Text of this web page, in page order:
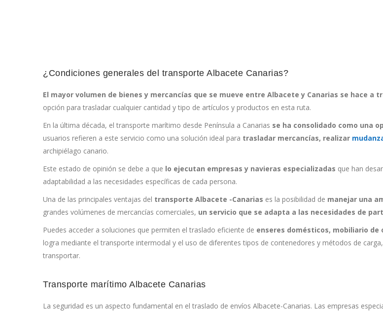
¿Condiciones generales del transporte Albacete Canarias?
El mayor volumen de bienes y mercancías que se mueve entre Albacete y Canarias se hace a
opción para trasladar cualquier cantidad y tipo de artículos y productos en esta ruta.
En la última década, el transporte marítimo desde Península a Canarias se ha consolidado como una
usuarios refieren a este servicio como una solución ideal para trasladar mercancías, realizar
archipiélago canario.
Este estado de opinión se debe a que lo ejecutan empresas y navieras especializadas que han
adaptabilidad a las necesidades específicas de cada persona.
Una de las principales ventajas del transporte Albacete -Canarias es la posibilidad de manejar una
grandes volúmenes de mercancías comerciales, un servicio que se adapta a las necesidades de
Puedes acceder a soluciones que permiten el traslado eficiente de enseres domésticos, mobiliario de
logra mediante el transporte intermodal y el uso de diferentes tipos de contenedores y métodos de
transportar.
Transporte marítimo Albacete Canarias
La seguridad es un aspecto fundamental en el traslado de envíos Albacete-Canarias. Las empresas